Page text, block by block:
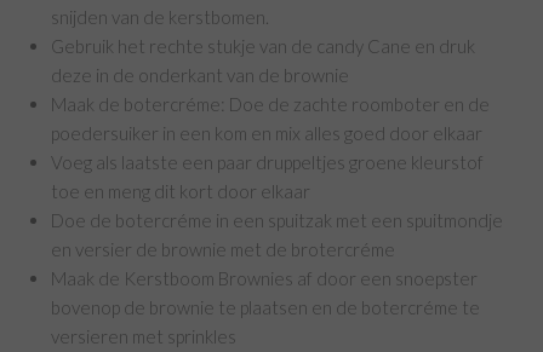
snijden van de kerstbomen.
Gebruik het rechte stukje van de candy Cane en druk
deze in de onderkant van de brownie
Maak de botercréme: Doe de zachte roomboter en de
poedersuiker in een kom en mix alles goed door elkaar
Voeg als laatste een paar druppeltjes groene kleurstof
toe en meng dit kort door elkaar
Doe de botercréme in een spuitzak met een spuitmondje
en versier de brownie met de brotercréme
Maak de Kerstboom Brownies af door een snoepster
bovenop de brownie te plaatsen en de botercréme te
versieren met sprinkles